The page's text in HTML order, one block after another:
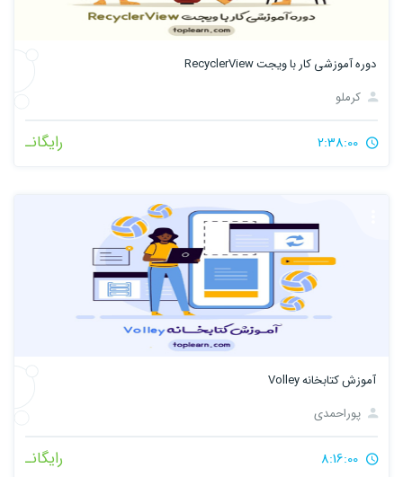
دوره آموزشی کار با ویجت RecyclerView
کرملو
رایگانـ
آموزش کتابخانه Volley
پوراحمدی
رایگانـ